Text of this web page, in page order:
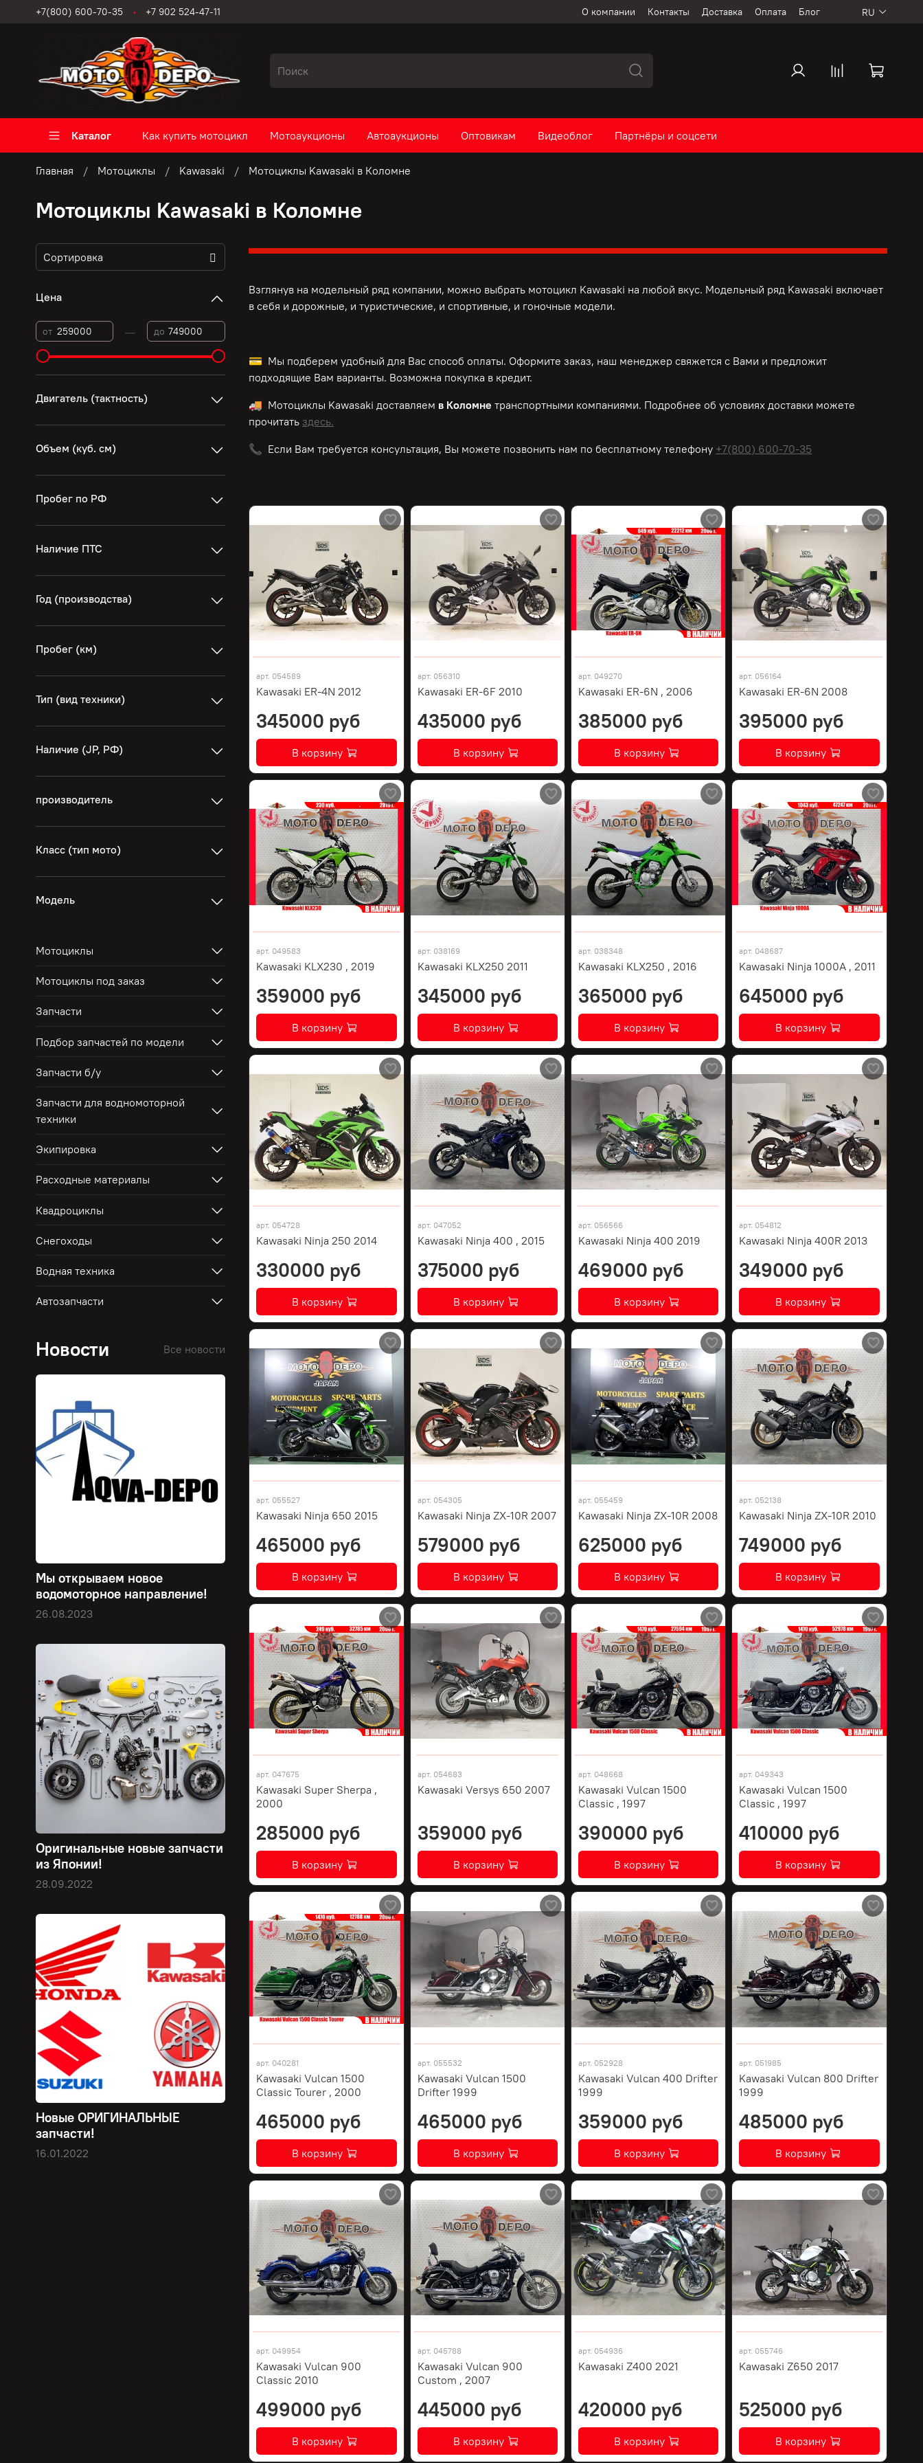
О компании Контакты Доставка Оплата Блог
+7(800) 600-70-35 +7 902 524-47-11 RU
Каталог Как купить мотоцикл Мотоаукционы Автоаукционы Оптовикам Видеоблог Партнёры и соцсети
Главная Мотоциклы Kawasaki Мотоциклы Kawasaki в Коломне
Мотоциклы Kawasaki в Коломне
Взглянув на модельный ряд компании, можно выбрать мотоцикл Kawasaki на любой вкус. Модельный ряд Kawasaki включает
в себя и дорожные, и туристические, и спортивные, и гоночные модели.
💳 Мы подберем удобный для Вас способ оплаты. Оформите заказ, наш менеджер свяжется с Вами и предложит
подходящие Вам варианты. Возможна покупка в кредит.
🚚 Мотоциклы Kawasaki доставляем в Коломнетранспортными компаниями. Подробнее об условиях доставки можете
прочитать здесь.
📞 Если Вам требуется консультация, Вы можете позвонить нам по бесплатномутелефону +7(800) 600-70-35
арт. 054589
Kawasaki ER-4N 2012
345000 руб
В корзину
арт. 056310
Kawasaki ER-6F 2010
435000 руб
В корзину
арт. 049270
Kawasaki ER-6N , 2006
385000 руб
В корзину
арт. 056164
Kawasaki ER-6N 2008
395000 руб
В корзину
арт. 049583
Kawasaki KLX230 , 2019
359000 руб
В корзину
арт. 038169
Kawasaki KLX250 2011
345000 руб
В корзину
арт. 038348
Kawasaki KLX250 , 2016
365000 руб
В корзину
арт. 048687
Kawasaki Ninja 1000A , 2011
645000 руб
В корзину
арт. 054728
Kawasaki Ninja 250 2014
330000 руб
В корзину
арт. 047052
Kawasaki Ninja 400 , 2015
375000 руб
В корзину
арт. 056566
Kawasaki Ninja 400 2019
469000 руб
В корзину
арт. 054812
Kawasaki Ninja 400R 2013
349000 руб
В корзину
арт. 055527
Kawasaki Ninja 650 2015
465000 руб
В корзину
арт. 054305
Kawasaki Ninja ZX-10R 2007
579000 руб
В корзину
арт. 055459
Kawasaki Ninja ZX-10R 2008
625000 руб
В корзину
арт. 052138
Kawasaki Ninja ZX-10R 2010
749000 руб
В корзину
арт. 047675
Kawasaki Super Sherpa ,
2000
285000 руб
В корзину
арт. 054683
Kawasaki Versys 650 2007
359000 руб
В корзину
арт. 048668
Kawasaki Vulcan 1500
Classic , 1997
390000 руб
В корзину
арт. 049343
Kawasaki Vulcan 1500
Classic , 1997
410000 руб
В корзину
арт. 040281
Kawasaki Vulcan 1500
Classic Tourer , 2000
465000 руб
В корзину
арт. 055532
Kawasaki Vulcan 1500
Drifter 1999
465000 руб
В корзину
арт. 052928
Kawasaki Vulcan 400 Drifter
1999
359000 руб
В корзину
арт. 051985
Kawasaki Vulcan 800 Drifter
1999
485000 руб
В корзину
арт. 049954
Kawasaki Vulcan 900
Classic 2010
499000 руб
В корзину
арт. 045788
Kawasaki Vulcan 900
Custom , 2007
445000 руб
В корзину
арт. 054936
Kawasaki Z400 2021
420000 руб
В корзину
арт. 055746
Kawasaki Z650 2017
525000 руб
В корзину
Цена
от — до
Двигатель (тактность)
Объем (куб. см)
Пробег по РФ
Наличие ПТС
Год (производства)
Пробег (км)
Тип (вид техники)
Наличие (JP, РФ)
производитель
Класс (тип мото)
Модель
Мотоциклы
Мотоциклы под заказ
Запчасти
Подбор запчастей по модели
Запчасти б/у
Запчасти для водномоторной
техники
Экипировка
Расходные материалы
Квадроциклы
Снегоходы
Водная техника
Автозапчасти
Новости Все новости
Мы открываем новое
водомоторное направление!
26.08.2023
Оригинальные новые запчасти
из Японии!
28.09.2022
Новые ОРИГИНАЛЬНЫЕ
запчасти!
16.01.2022